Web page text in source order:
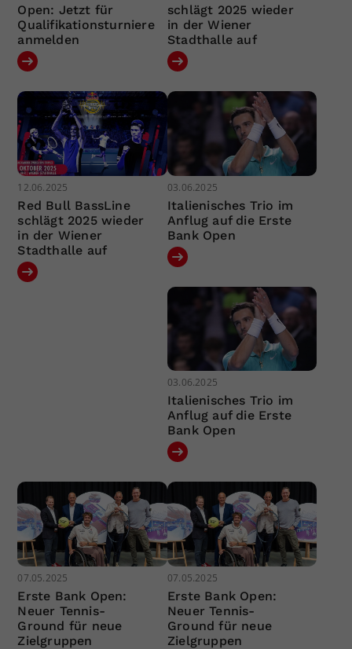
Open: Jetzt für
Qualifikationsturniere
anmelden
schlägt 2025 wieder
in der Wiener
Stadthalle auf
12.06.2025
Red Bull BassLine
schlägt 2025 wieder
in der Wiener
Stadthalle auf
03.06.2025
Italienisches Trio im
Anflug auf die Erste
Bank Open
03.06.2025
Italienisches Trio im
Anflug auf die Erste
Bank Open
07.05.2025
Erste Bank Open:
Neuer Tennis-
Ground für neue
Zielgruppen
07.05.2025
Erste Bank Open:
Neuer Tennis-
Ground für neue
Zielgruppen